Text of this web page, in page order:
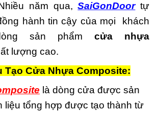
năm qua,SaiGonDoortự
hành tin cậy của mọi khách
sản phẩm cửa nhựa
lượng cao.
Tạo Cửa Nhựa Composite:
là dòng cửa được sản
liệu tổng hợp được tạo thành từ